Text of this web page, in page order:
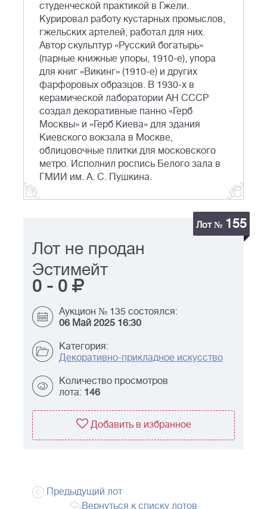
студенческой практикой в Гжели.
Курировал работу кустарных промыслов,
гжельских артелей, работал для них.
Автор скульптур «Русский богатырь»
(парные книжные упоры, 1910-е), упора
для книг «Викинг» (1910-е) и других
фарфоровых образцов. В 1930-х в
керамической лаборатории АН СССР
создал декоративные панно «Герб
Москвы» и «Герб Киева» для здания
Киевского вокзала в Москве,
облицовочные плитки для московского
метро. Исполнил роспись Белого зала в
ГМИИ им. А. С. Пушкина.
Лот № 155
Лот не продан
Эстимейт
0 - 0
Аукцион № 135 состоялся:
06 Май 2025 16:30
Категория:
Декоративно-прикладное искусство
Количество просмотров
лота: 146
Добавить в избранное
Предыдущий лот
Вернуться к списку лотов